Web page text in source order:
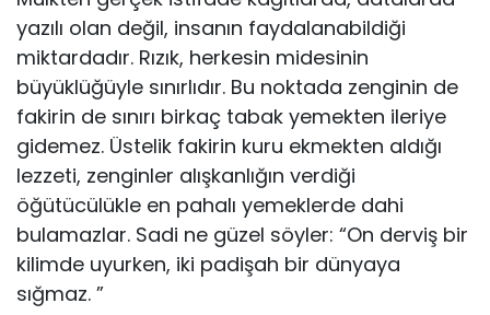
yazılı olan değil, insanın faydalanabildiği
miktardadır. Rızık, herkesin midesinin
büyüklüğüyle sınırlıdır. Bu noktada zenginin de
fakirin de sınırı birkaç tabak yemekten ileriye
gidemez. Üstelik fakirin kuru ekmekten aldığı
lezzeti, zenginler alışkanlığın verdiği
öğütücülükle en pahalı yemeklerde dahi
bulamazlar. Sadi ne güzel söyler: “On derviş bir
kilimde uyurken, iki padişah bir dünyaya
sığmaz. ”